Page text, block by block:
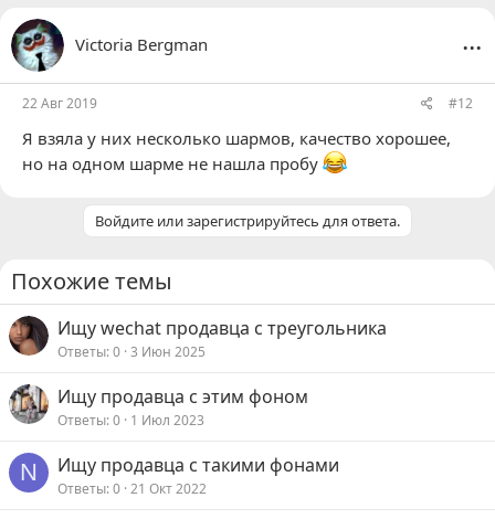
Victoria Bergman ...
22 Авг 2019 #12
Я взяла у них несколько шармов, качество хорошее,
но на одном шарме не нашла пробу
Войдите или зарегистрируйтесь для ответа.
Похожие темы
Ищу wechat продавца с треугольника
Ответы 0 3 Июн 2025
Ищу продавца с этим фоном
Ответы 0 1 Июл 2023
N Ищу продавца с такими фонами
Ответы 0 21 Окт 2022